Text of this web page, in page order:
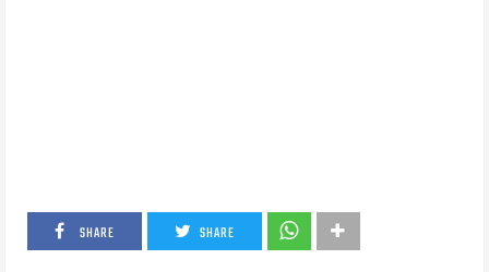
SHARE SHARE